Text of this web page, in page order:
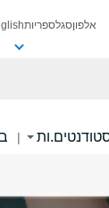
אלפוןסגלספריות
|